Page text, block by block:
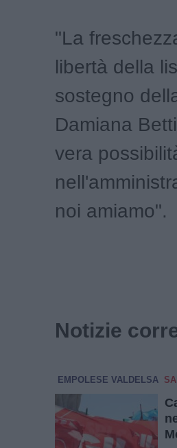
"La
libertà della
sostegno
Damiana
vera
noi amiamo".
Notizie
EMPOLESE VALDELSA